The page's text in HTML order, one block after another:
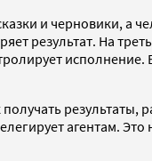
и черновики, а
результат. На
агентам.